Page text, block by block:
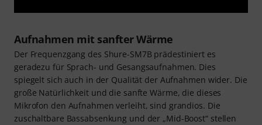
Aufnahmen mit sanfter Wärme
Der Frequenzgang des Shure-SM7B prädestiniert es
geradezu für Sprach- und Gesangsaufnahmen. Dies
spiegelt sich auch in der Qualität der Aufnahmen wider. Die
große Natürlichkeit und die sanfte Wärme, die dieses
Mikrofon den Aufnahmen verleiht, sind grandios. Die
zuschaltbare Bassabsenkung und der „Mid-Boost“ stellen